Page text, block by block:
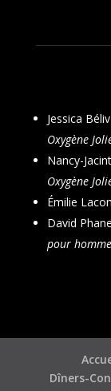
Jessica
Oxygène
Nancy-
Oxygène
Émilie
David
pour
Dîners-